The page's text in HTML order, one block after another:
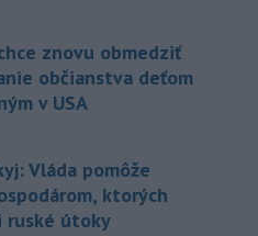
znovu obmedziť
občianstva deťom
v USA
Vláda pomôže
ktorých
ruské útoky